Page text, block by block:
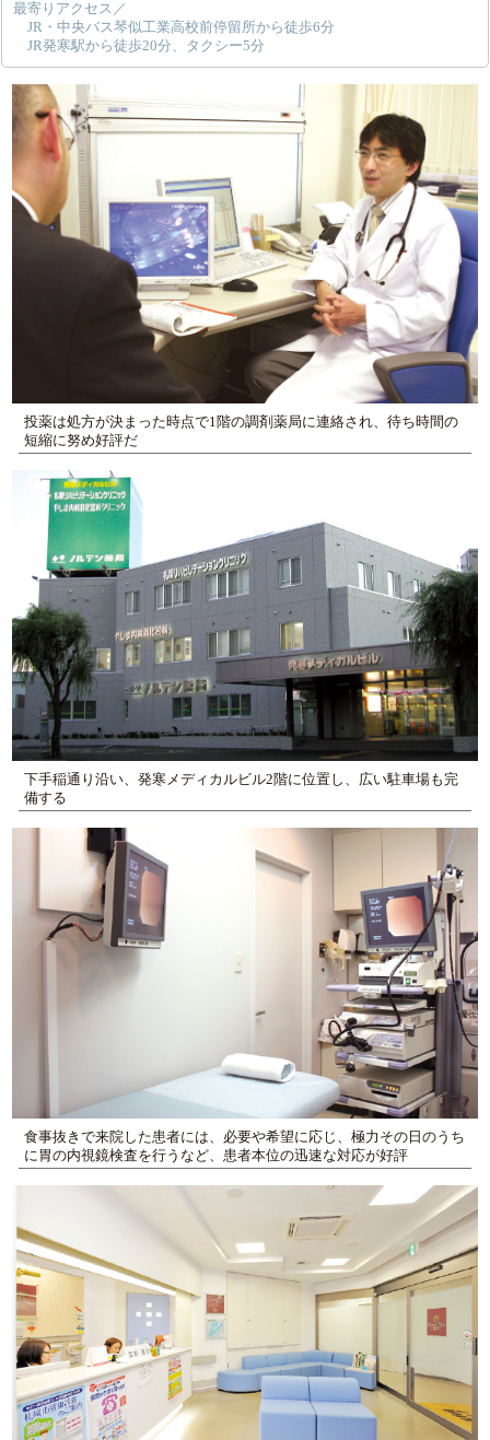
最寄りアクセス／
JR・中央バス琴似工業高校前停留所から徒歩6分
JR発寒駅から徒歩20分、タクシー5分
投薬は処方が決まった時点で1階の調剤薬局に連絡され、待ち時間の
短縮に努め好評だ
下手稲通り沿い、発寒メディカルビル2階に位置し、広い駐車場も完
備する
食事抜きで来院した患者には、必要や希望に応じ、極力その日のうち
に胃の内視鏡検査を行うなど、患者本位の迅速な対応が好評